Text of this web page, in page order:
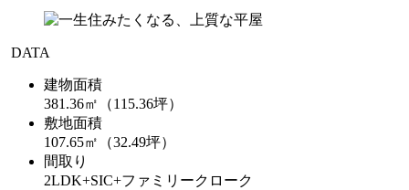
DATA
建物面積
381.36㎡（115.36坪）
敷地面積
107.65㎡（32.49坪）
間取り
2LDK+SIC+ファミリークローク